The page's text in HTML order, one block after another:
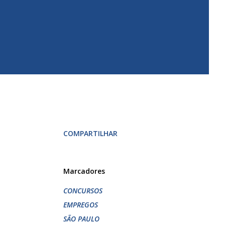
COMPARTILHAR
Marcadores
CONCURSOS
EMPREGOS
SÃO PAULO